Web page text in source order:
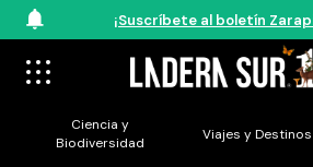
¡Suscríbete al boletín
Ciencia y
Biodiversidad
Viajes y Destinos